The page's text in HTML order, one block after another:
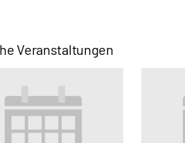
Veranstaltungen